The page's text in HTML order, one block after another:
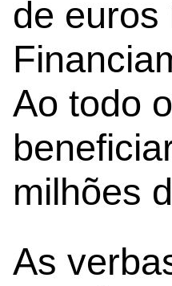
de euros
Ao todo
milhões
As